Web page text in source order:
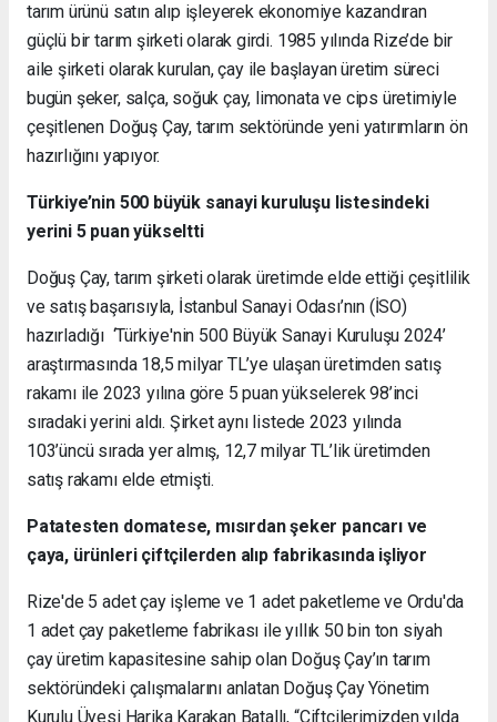
tarım ürünü satın alıp işleyerek ekonomiye kazandıran
güçlü bir tarım şirketi olarak girdi. 1985 yılında Rize’de bir
aile şirketi olarak kurulan, çay ile başlayan üretim süreci
bugün şeker, salça, soğuk çay, limonata ve cips üretimiyle
çeşitlenen Doğuş Çay, tarım sektöründe yeni yatırımların ön
hazırlığını yapıyor.
Türkiye’nin 500 büyük sanayi kuruluşu listesindeki
yerini 5 puan yükseltti
Doğuş Çay, tarım şirketi olarak üretimde elde ettiği çeşitlilik
ve satış başarısıyla, İstanbul Sanayi Odası’nın (İSO)
hazırladığı ‘Türkiye'nin 500 Büyük Sanayi Kuruluşu 2024’
araştırmasında 18,5 milyar TL’ye ulaşan üretimden satış
rakamı ile 2023 yılına göre 5 puan yükselerek 98’inci
sıradaki yerini aldı. Şirket aynı listede 2023 yılında
103’üncü sırada yer almış, 12,7 milyar TL’lik üretimden
satış rakamı elde etmişti.
Patatesten domatese, mısırdan şeker pancarı ve
çaya, ürünleri çiftçilerden alıp fabrikasında işliyor
Rize'de 5 adet çay işleme ve 1 adet paketleme ve Ordu'da
1 adet çay paketleme fabrikası ile yıllık 50 bin ton siyah
çay üretim kapasitesine sahip olan Doğuş Çay’ın tarım
sektöründeki çalışmalarını anlatan Doğuş Çay Yönetim
Kurulu Üyesi Harika Karakan Batallı, “Çiftçilerimizden yılda